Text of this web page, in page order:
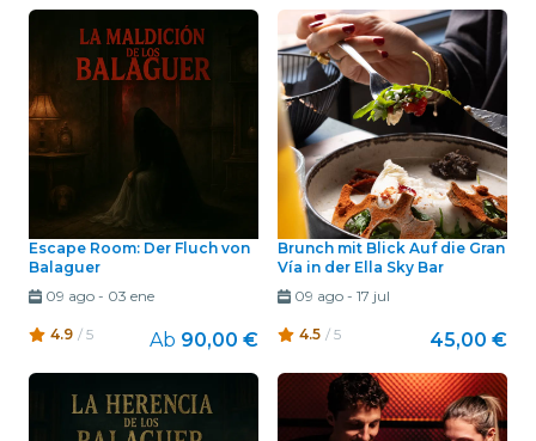
Escape Room: Der Fluch von
Balaguer
09 ago- 03 ene
4.9 / 5 Ab 90,00 €
Brunch mit Blick Auf die Gran
Vía in der Ella Sky Bar
09 ago- 17 jul
4.5 / 5 45,00 €